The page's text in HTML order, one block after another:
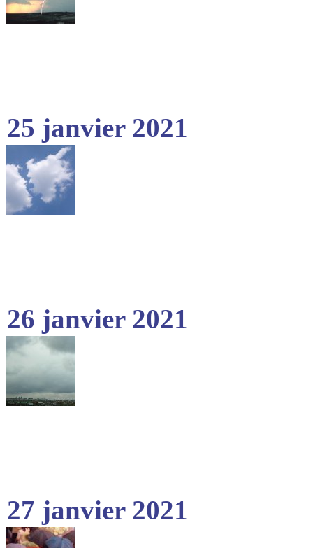
25 janvier 2021
26 janvier 2021
27 janvier 2021